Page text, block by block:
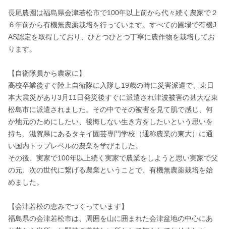
長尾農園は福島県会津若松市で100年以上前から代々続く農家で２
６年前から有機無農薬栽培を行っています。すべての圃場で有機J
AS認定を取得しており、ひとつひとつ丁寧に農作物を栽培してお
ります。
【自衛隊員から農家に】
高校卒業後すぐ陸上自衛隊に入隊し19歳の時に災害派遣で、東日
本大震災があり3月11日発災後すぐに派遣され津波被害の甚大な東
松島市に派遣されました。その中でその被害を見て肌で感じ、何
か地元のためにしたい、後悔しない生き方をしたいという思いを
持ち、滋賀県にあるタキイ園芸専門学校（通称農業の東大）に通
い国内トップレベルの農業を学びました。
その後、実家で100年以上続く実家で農業をしようと思い実家で父
の元、次の世代に繋げる農業ということで、有機無農薬栽培を始
めました。
【会津若松の恵みでつくっています】
福島県の会津若松市は、周囲を山に囲まれた会津盆地の中心にあ